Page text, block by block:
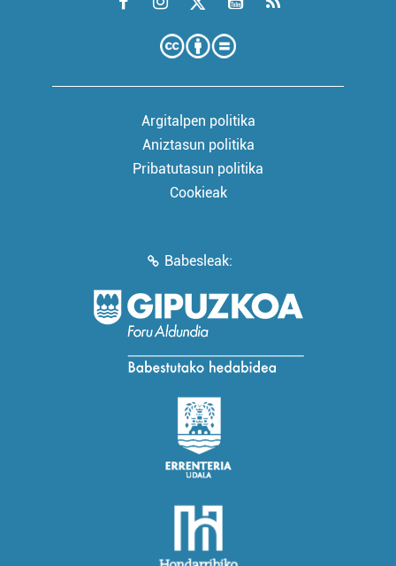
Argitalpen politika
Aniztasun politika
Pribatutasun politika
Cookieak
Babesleak: